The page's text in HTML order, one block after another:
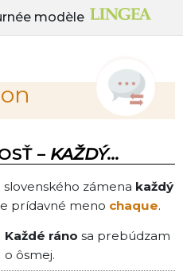
modèle
– KAŽDÝ...
zámena každý
prídavné meno chaque.
Každé ráno sa prebúdzam
o ôsmej.